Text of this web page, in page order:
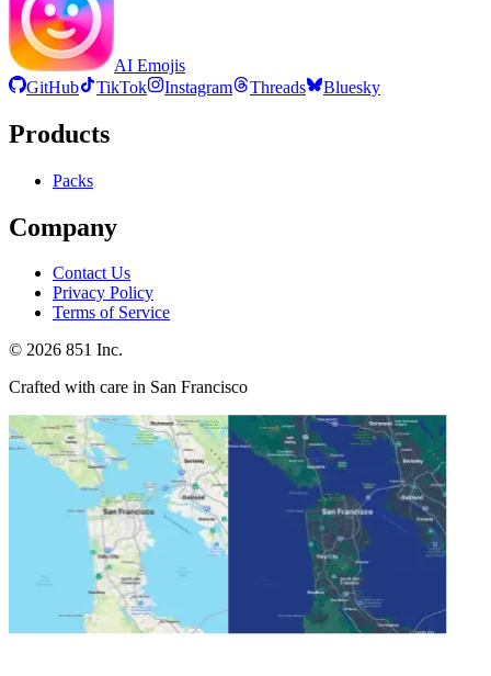
AI Emojis
GitHub
TikTok Instagram Threads Bluesky
Products
Packs
Company
Contact Us
Privacy Policy
Terms of Service
© 2026 851 Inc.
Crafted with care in San Francisco